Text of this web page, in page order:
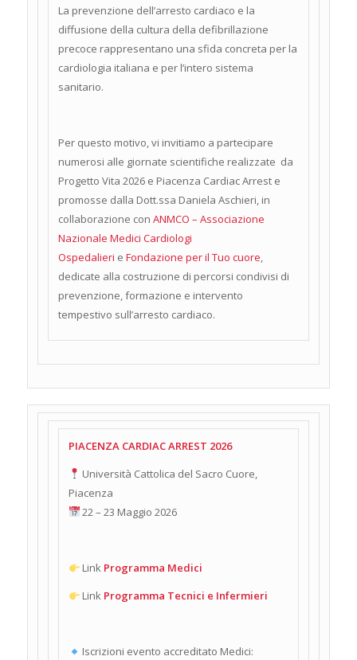
La prevenzione dell’arresto cardiaco e la
diffusione della cultura della defibrillazione
precoce rappresentano una sfida concreta per la
cardiologia italiana e per l’intero sistema
sanitario.
Per questo motivo, vi invitiamo a partecipare
numerosi alle giornate scientifiche realizzate da
Progetto Vita 2026 e Piacenza Cardiac Arrest e
promosse dalla Dott.ssa Daniela Aschieri, in
collaborazione con ANMCO – Associazione
Nazionale Medici Cardiologi
Ospedalieri e Fondazione per il Tuo cuore,
dedicate alla costruzione di percorsi condivisi di
prevenzione, formazione e intervento
tempestivo sull’arresto cardiaco.
PIACENZA CARDIAC ARREST 2026
Università Cattolica del Sacro Cuore,
Piacenza
22 – 23 Maggio 2026
Link Programma Medici
Link Programma Tecnici e Infermieri
Iscrizioni evento accreditato Medici: